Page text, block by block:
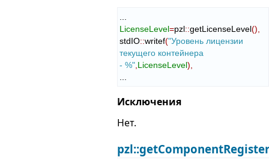
LicenseLevel=pzl::getLicenseLevel()
stdIO::writef("Уровень лицензии
текущего контейнера
- %" LicenseLevel)
Исключения
Нет.